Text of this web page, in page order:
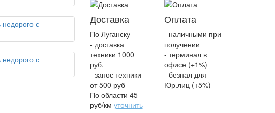
Доставка
По Луганску
- доставка
техники 1000
руб.
- занос техники
от 500 руб
По области 45
руб/км уточнить
Оплата
- наличными при
получении
- терминал в
офисе (+1%)
- безнал для
Юр.лиц (+5%)